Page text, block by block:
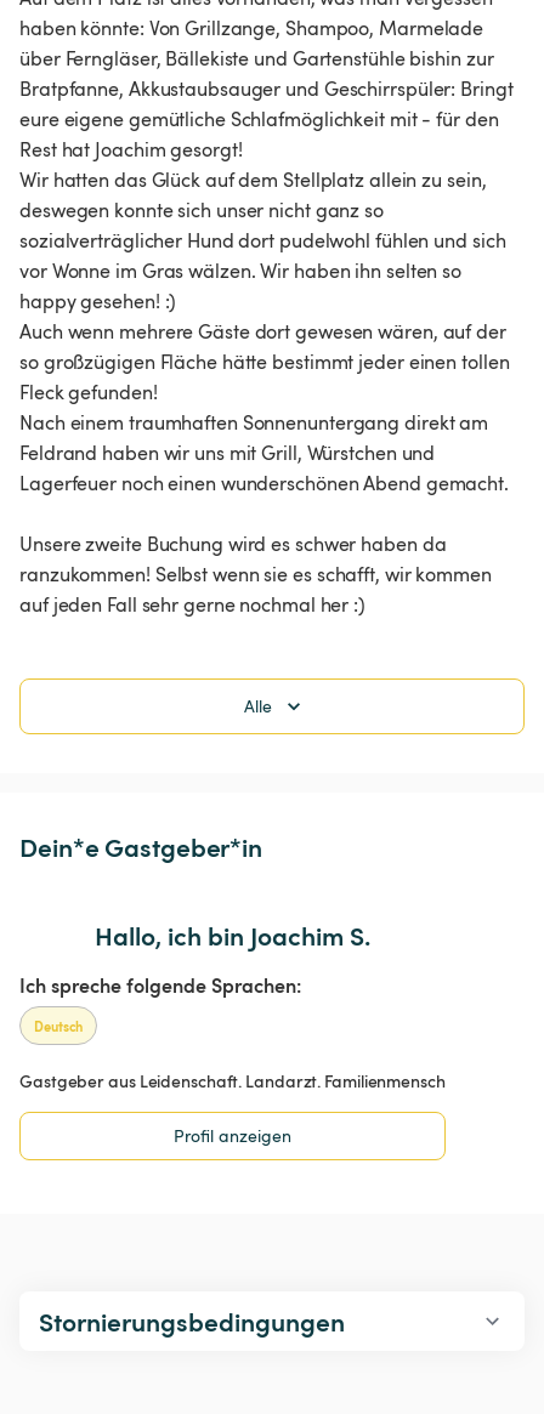
haben könnte: Von Grillzange, Shampoo, Marmelade
über Ferngläser, Bällekiste und Gartenstühle bishin zur
Bratpfanne, Akkustaubsauger und Geschirrspüler: Bringt
eure eigene gemütliche Schlafmöglichkeit mit - für den
Rest hat Joachim gesorgt!
Wir hatten das Glück auf dem Stellplatz allein zu sein,
deswegen konnte sich unser nicht ganz so
sozialverträglicher Hund dort pudelwohl fühlen und sich
vor Wonne im Gras wälzen. Wir haben ihn selten so
happy gesehen! :)
Auch wenn mehrere Gäste dort gewesen wären, auf der
so großzügigen Fläche hätte bestimmt jeder einen tollen
Fleck gefunden!
Nach einem traumhaften Sonnenuntergang direkt am
Feldrand haben wir uns mit Grill, Würstchen und
Lagerfeuer noch einen wunderschönen Abend gemacht.
Unsere zweite Buchung wird es schwer haben da
ranzukommen! Selbst wenn sie es schafft, wir kommen
auf jeden Fall sehr gerne nochmal her :)
Alle
Dein*e Gastgeber*in
Hallo, ich bin Joachim S.
Ich spreche folgende Sprachen:
Deutsch
Gastgeber aus Leidenschaft. Landarzt. Familienmensch
Profil anzeigen
Stornierungsbedingungen